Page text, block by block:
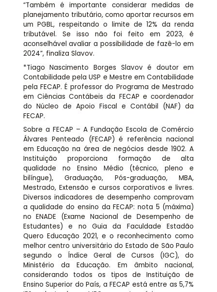
“Também é importante considerar medidas de
planejamento tributário, como aportar recursos em
um PGBL, respeitando o limite de 12% da renda
tributável. Se isso não foi feito em 2023, é
aconselhável avaliar a possibilidade de fazê-lo em
2024”, finaliza Slavov.
*Tiago Nascimento Borges Slavov é doutor em
Contabilidade pela USP e Mestre em Contabilidade
pela FECAP. É professor do Programa de Mestrado
em Ciências Contábeis da FECAP e coordenador
do Núcleo de Apoio Fiscal e Contábil (NAF) da
FECAP.
Sobre a FECAP – A Fundação Escola de Comércio
Álvares Penteado (FECAP) é referência nacional
em Educação na área de negócios desde 1902. A
Instituição proporciona formação de alta
qualidade no Ensino Médio (técnico, pleno e
bilíngue), Graduação, Pós-graduação, MBA,
Mestrado, Extensão e cursos corporativos e livres.
Diversos indicadores de desempenho comprovam
a qualidade do ensino da FECAP: nota 5 (máxima)
no ENADE (Exame Nacional de Desempenho de
Estudantes) e no Guia da Faculdade Estadão
Quero Educação 2021, e o reconhecimento como
melhor centro universitário do Estado de São Paulo
segundo o Índice Geral de Cursos (IGC), do
Ministério da Educação. Em âmbito nacional,
considerando todos os tipos de Instituição de
Ensino Superior do País, a FECAP está entre as 5,7%